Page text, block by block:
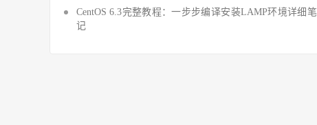
CentOS 6.3完整教程：一步步编译安装LAMP环境详细笔
记